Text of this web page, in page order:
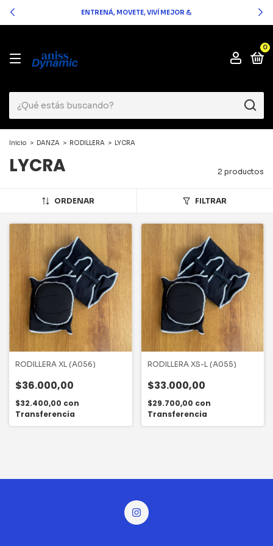
ENTRENÁ, MOVETE, VIVÍ MEJOR 💪
0
Inicio > DANZA > RODILLERA > LYCRA
LYCRA 2 productos
ORDENAR FILTRAR
RODILLERA XL (A056)
$36.000,00
$32.400,00 con
Transferencia
RODILLERA XS-L (A055)
$33.000,00
$29.700,00 con
Transferencia